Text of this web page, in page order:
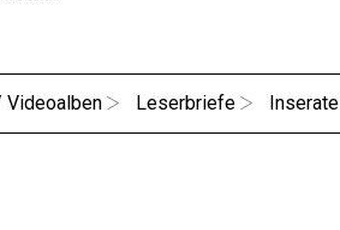
Videoalben Leserbriefe Inserate